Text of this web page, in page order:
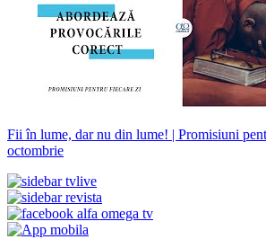
Fii în lume, dar nu din lume! | Promisiuni
octombrie